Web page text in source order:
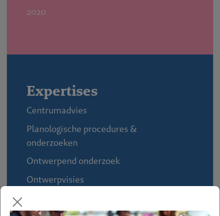
2020
Expertises
Centrumadvies
Planologische procedures &
onderzoeken
Ontwerpend onderzoek
Ontwerpvisies